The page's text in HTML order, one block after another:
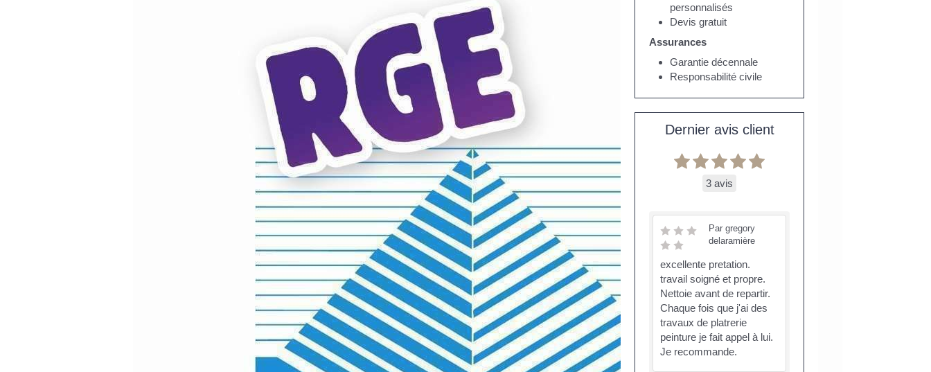
personnalisés
Devis gratuit
Assurances
Garantie décennale
Responsabilité civile
Dernier avis client
3 avis
Par gregory
delaramière
excellente pretation.
travail soigné et propre.
Nettoie avant de repartir.
Chaque fois que j'ai des
travaux de platrerie
peinture je fait appel à lui.
Je recommande.